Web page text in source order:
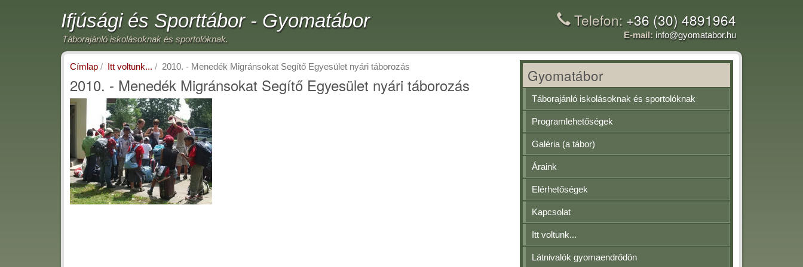
Ifjúsági és Sporttábor - Gyomatábor
Táborajánló iskolásoknak és sportolóknak.
Telefon: +36 (30) 4891964
E-mail: info@gyomatabor.hu
Címlap Itt voltunk... 2010. - Menedék Migránsokat Segítő Egyesület nyári táborozás
2010. - Menedék Migránsokat Segítő Egyesület nyári táborozás Gyomatábor
Táborajánló iskolásoknak és sportolóknak
Programlehetőségek
Galéria (a tábor)
Áraink
Elérhetőségek
Kapcsolat
Itt voltunk...
Látnivalók gyomaendrődön